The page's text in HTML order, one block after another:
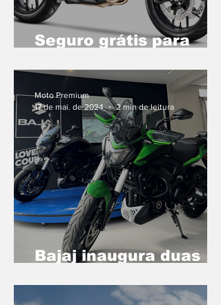
Seguro grátis para
Honda CB 500F
Bajaj inaugura duas
Estado de São Paulo
Moto Premium
17 de mai. de 2024
2 min de leitura